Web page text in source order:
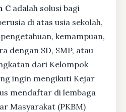
C adalah solusi bagi
di atas usia sekolah,
kemampuan,
dengan SD, SMP, atau
dari Kelompok
ingin mengikuti Kejar
mendaftar di lembaga
Masyarakat (PKBM)